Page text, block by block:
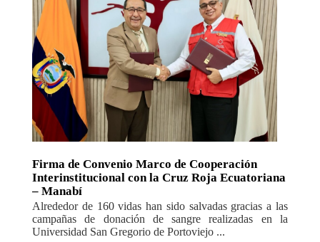
Firma de Convenio Marco de Cooperación
Interinstitucional con la Cruz Roja Ecuatoriana
– Manabí
Alrededor de 160 vidas han sido salvadas gracias a las
campañas de donación de sangre realizadas en la
Universidad San Gregorio de Portoviejo ...